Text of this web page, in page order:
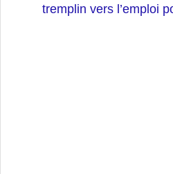
tremplin vers l’emploi